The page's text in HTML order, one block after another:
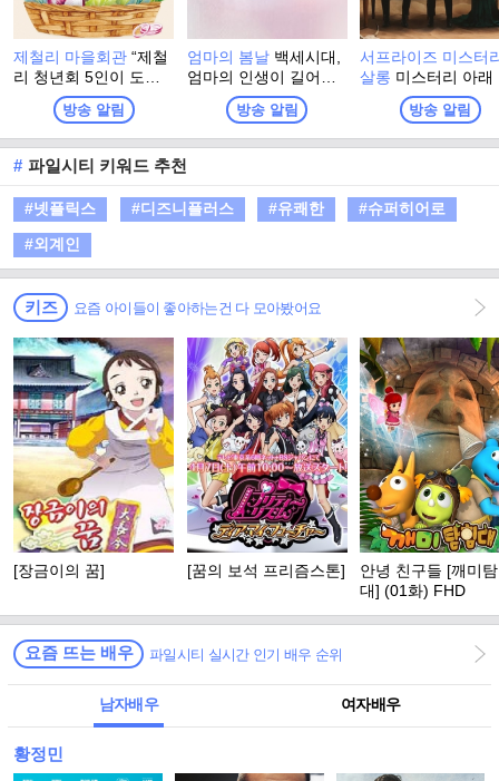
제철리 마을회관“제철
리 청년회 5인이 도시
의 재능을 나누고 시골
의 정을 받으며, 오늘을
가장 빛나는 ‘제철’로 만
들어가는 1박 2일 지역
상생 리얼 버라이어티!”
방송 알림
엄마의 봄날 백세시대,
엄마의 인생이 길어진
다. 백세시대에 발맞춘
엄마의 행복 수명. 오
직, <엄마의 봄날> 재능
은 제쳐놓았던 엄마. 엄
마라는 이름으로 한평
춘이지만 몸은 청춘이
지 못한 엄마를 위해 그
들이 뭉쳤다!
방송 알림
서프라이즈 미스터
살롱 미스터리 아래
겨진 진실을 찾아서
몰입 유발, 순도
리얼 스토리텔링 토
방송 알림
# 파일시티 키워드 추천
#넷플릭스 #디즈니플러스 #유쾌한
#슈퍼히어로
#외계인
키즈 요즘 아이들이 좋아하는건 다 모아봤어요
[장금이의 꿈] [꿈의 보석 프리즘스톤]
안녕 친구들 [깨미
대] (01화) FHD
요즘 뜨는 배우 파일시티 실시간 인기 배우 순위
남자배우 여자배우
황정민